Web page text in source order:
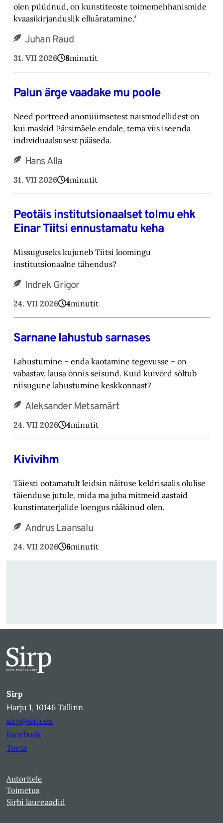
olen püüdnud, on kunstiteoste toimemehhanismide
kvaasikirjanduslik elluäratamine.“
Juhan Raud
31. VII 2026 8minutit
Palun ärge vaadake mu poole
Need portreed anonüümsetest naismodellidest on
kui maskid Pärsimäele endale, tema viis iseenda
individuaalsusest pääseda.
Hans Alla
31. VII 2026 4minutit
Peotäis institutsionaalset tolmu ehk
Einar Tiitsi ennustamatu keha
Missuguseks kujuneb Tiitsi loomingu
institutsionaalne tähendus?
Indrek Grigor
24. VII 2026 4minutit
Sarnane lahustub sarnases
Lahustumine – enda kaotamine tegevusse – on
vabastav, lausa õnnis seisund. Kuid kuivõrd sõltub
niisugune lahustumine keskkonnast?
Aleksander Metsamärt
24. VII 2026 4minutit
Kivivihm
Täiesti ootamatult leidsin näituse keldrisaalis olulise
täienduse jutule, mida ma juba mitmeid aastaid
kunstimaterjalide loengus rääkinud olen.
Andrus Laansalu
24. VII 2026 6minutit
Sirp
Harju 1, 10146 Tallinn
sirp@sirp.ee
Facebook
Toeta
Autoritele
Toimetus
Sirbi laureaadid